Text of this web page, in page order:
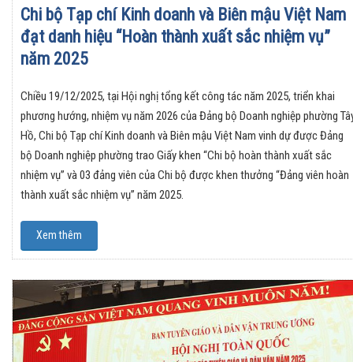
Chi bộ Tạp chí Kinh doanh và Biên mậu Việt Nam
đạt danh hiệu “Hoàn thành xuất sắc nhiệm vụ”
năm 2025
Chiều 19/12/2025, tại Hội nghị tổng kết công tác năm 2025, triển khai
phương hướng, nhiệm vụ năm 2026 của Đảng bộ Doanh nghiệp phường
Hồ, Chi bộ Tạp chí Kinh doanh và Biên mậu Việt Nam vinh dự được Đảng
bộ Doanh nghiệp phường trao Giấy khen “Chi bộ hoàn thành xuất sắc
nhiệm vụ” và 03 đảng viên của Chi bộ được khen thưởng “Đảng viên hoàn
thành xuất sắc nhiệm vụ” năm 2025.
Xem thêm